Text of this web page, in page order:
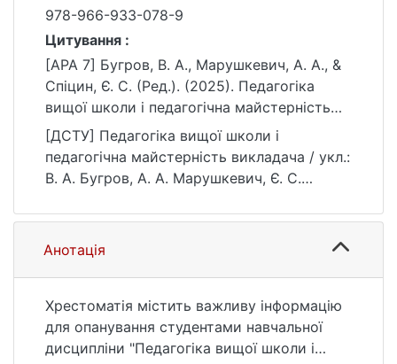
978-966-933-078-9
Цитування :
[APA 7] Бугров, В. А., Марушкевич, А. А., &
Спіцин, Є. С. (Ред.). (2025). Педагогіка
вищої школи і педагогічна майстерність
викладача. Київський національний
університет імені Тараса Шевченка.
https://ir.library.knu.ua/handle/15071834/875
[ДСТУ] Педагогіка вищої школи і
педагогічна майстерність викладача / укл.:
В. А. Бугров, А. А. Марушкевич, Є. С.
університет імені Тараса Шевченка, 2025.
703 с. URL:
https://ir.library.knu.ua/handle/15071834/875
Анотація
Хрестоматія містить важливу інформацію
для опанування студентами навчальної
дисципліни "Педагогіка вищої школи і